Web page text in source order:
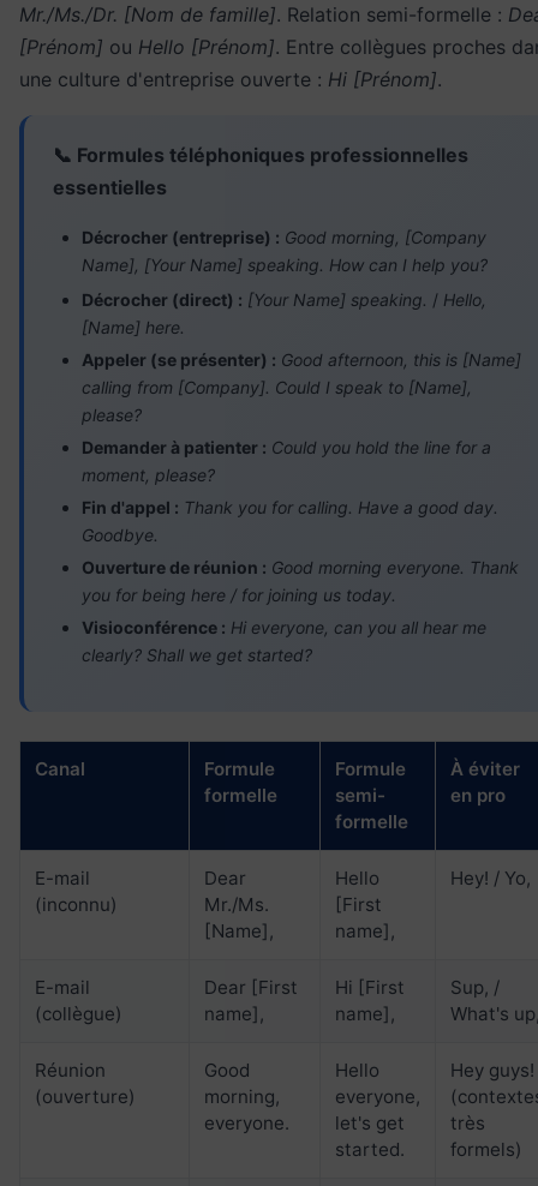
Mr./Ms./Dr. [Nom de famille]. Relation semi-formelle :
[Prénom] ou Hello [Prénom]. Entre collègues proches
une culture d'entreprise ouverte : Hi [Prénom].
📞 Formules téléphoniques professionnelles
essentielles
Décrocher (entreprise) : Good morning, [Company
Name], [Your Name] speaking. How can I help you?
Décrocher (direct) : [Your Name] speaking. / Hello,
[Name] here.
Appeler (se présenter) : Good afternoon, this is [Name]
calling from [Company]. Could I speak to [Name],
please?
Demander à patienter : Could you hold the line for a
moment, please?
Fin d'appel : Thank you for calling. Have a good day.
Goodbye.
Ouverture de réunion : Good morning everyone. Thank
you for being here / for joining us today.
Visioconférence : Hi everyone, can you all hear me
clearly? Shall we get started?
Canal
Formule
formelle
Formule
semi-
formelle
À éviter
en pro
E-mail
(inconnu)
Dear
Mr./Ms.
[Name],
Hello
[First
name],
Hey! / Yo,
E-mail
(collègue)
Dear [First
name],
Hi [First
name],
Sup, /
What's
Réunion
(ouverture)
Good
morning,
everyone.
Hello
everyone,
let's get
started.
Hey guys!
très
formels)